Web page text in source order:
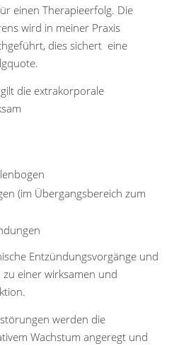
einen Therapieerfolg. Die
wird in meiner Praxis
dies sichert eine
die extrakorporale
(im Übergangsbereich zum
Entzündungsvorgänge und
einer wirksamen und
werden die
Wachstum angeregt und